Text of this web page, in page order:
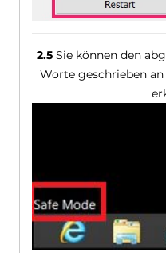
2.5Sie können den
Worte geschrieben